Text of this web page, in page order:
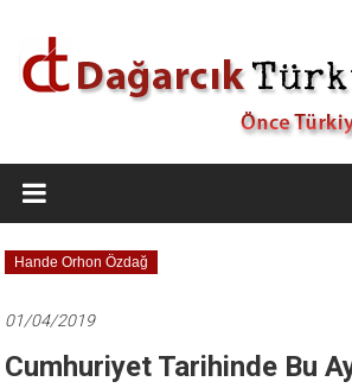
Dağarcık
Türkiye
Önce
Türkiye
Hande Orhon Özdağ
01/04/2019
Cumhuriyet Tarihinde Bu